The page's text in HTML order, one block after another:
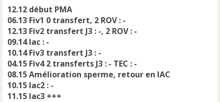
n
l
u
12.12 début PMA
06.13 Fiv1 0 transfert, 2 ROV : -
12.13 Fiv2 transfert J3 : -, 2 ROV : -
09.14 Iac : -
10.14 Fiv3 transfert J3 : -
04.15 Fiv4 2 transferts J3 : - TEC : -
08.15 Amélioration sperme, retour en IAC
10.15 Iac2 : -
11.15 Iac3 +++